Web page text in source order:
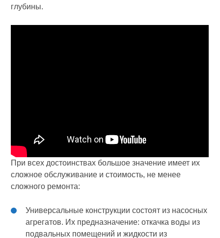
глубины.
При всех достоинствах большое значение имеет их
сложное обслуживание и стоимость, не менее
сложного ремонта:
Универсальные конструкции состоят из насосных
агрегатов. Их предназначение: откачка воды из
подвальных помещений и жидкости из